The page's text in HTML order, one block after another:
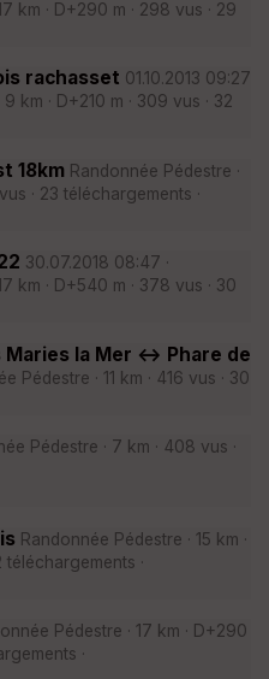
km · D+290 m · 298 vus · 29
rachasset 01.10.2013 09:27
km · D+210 m · 309 vus · 32
18km Randonnée Pédestre ·
· 23 téléchargements ·
30.07.2018 08:47 ·
km · D+540 m · 378 vus · 30
la Mer <-> Phare de
Pédestre · 11 km · 416 vus · 30
Pédestre · 7 km · 408 vus ·
Randonnée Pédestre · 15 km ·
téléchargements ·
Pédestre · 17 km · D+290
·